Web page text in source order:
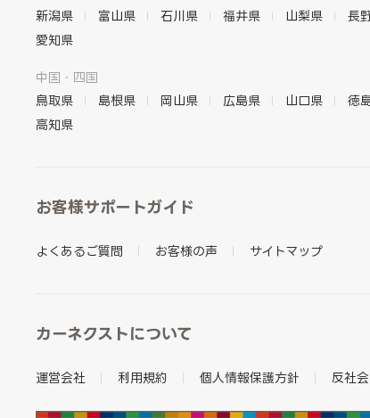
新潟県
富山県 石川県 福井県 山梨県 長
愛知県
中国・四国
鳥取県
島根県 岡山県 広島県 山口県 徳
高知県
お客様サポートガイド
よくあるご質問 お客様の声 サイトマップ
カーネクストについて
運営会社 利用規約 個人情報保護方針 反社